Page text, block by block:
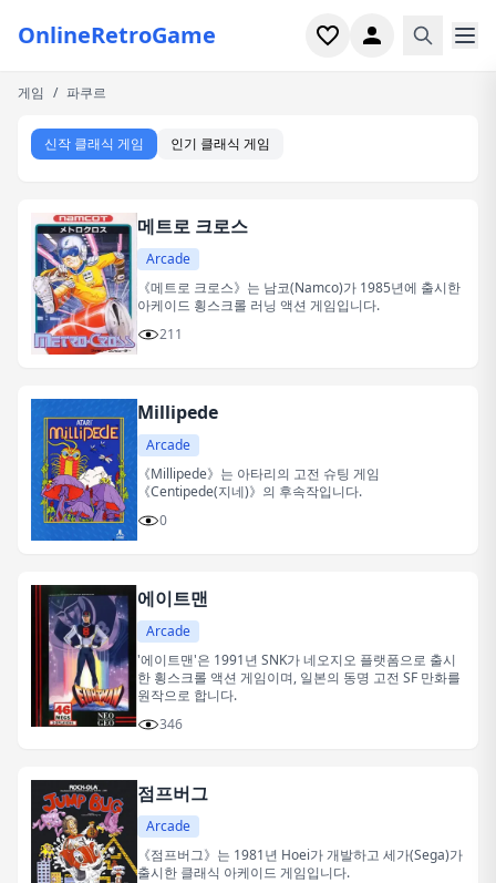
OnlineRetroGame
홈
슈터
호러
아케이드
게임 특집
최근 플레이
게임 / 파쿠르
신작 클래식 게임 인기 클래식 게임
메트로 크로스
Arcade
《메트로 크로스》는 남코(Namco)가 1985년에 출시한
아케이드 횡스크롤 러닝 액션 게임입니다.
211
Millipede
Arcade
《Millipede》는 아타리의 고전 슈팅 게임
《Centipede(지네)》의 후속작입니다.
0
에이트맨
Arcade
'에이트맨'은 1991년 SNK가 네오지오 플랫폼으로 출시
한 횡스크롤 액션 게임이며, 일본의 동명 고전 SF 만화를
원작으로 합니다.
346
점프버그
Arcade
《점프버그》는 1981년 Hoei가 개발하고 세가(Sega)가
출시한 클래식 아케이드 게임입니다.